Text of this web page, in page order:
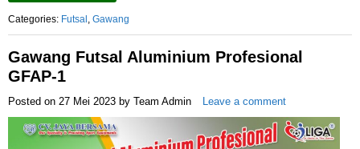
Categories: Futsal Gawang
Gawang Futsal Aluminium Profesional
GFAP-1
Posted on 27 Mei 2023 by Team Admin Leave a comment